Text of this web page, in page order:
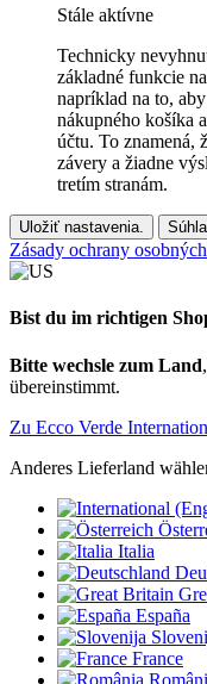
Stále aktívne
Technicky
základné funkcie
napríklad na to,
nákupného košíka
účtu. To znamená,
závery a žiadne
tretím stranám.
Uložiť nastavenia.
Zásady ochrany
Bist du im richtigen
Bitte wechsle zum Land
übereinstimmt.
Zu Ecco Verde
Anderes Lieferland
Italia
España
France